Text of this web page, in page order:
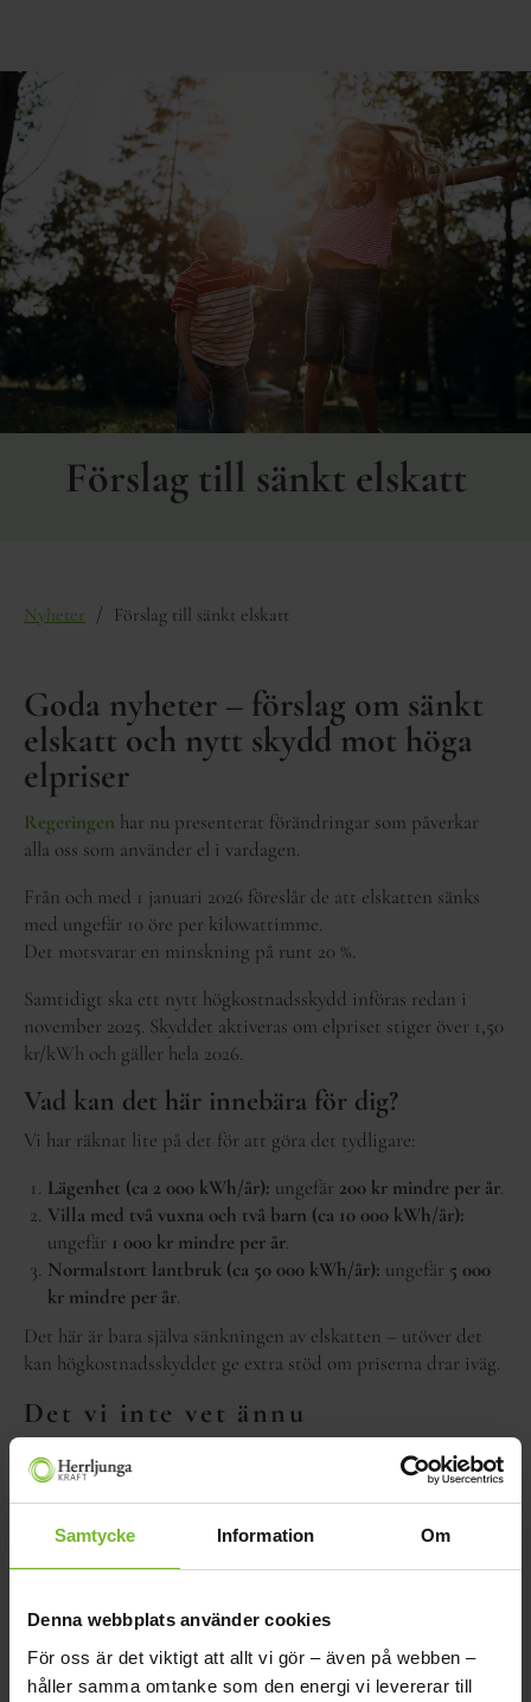
Samtycke Information Om
Denna webbplats använder cookies
För oss är det viktigt att allt vi gör – även på webben –
håller samma omtanke som den energi vi levererar till
Förslag till sänkt elskatt
Nyheter / Förslag till sänkt elskatt
Goda nyheter – förslag om sänkt
elskatt och nytt skydd mot höga
elpriser
Regeringen har nu presenterat förändringar som påverkar
alla oss som använder el i vardagen.
Från och med 1 januari 2026 föreslår de att elskatten sänks
med ungefär 10 öre per kilowattimme.
Det motsvarar en minskning på runt 20 %.
Samtidigt ska ett nytt högkostnadsskydd införas redan i
november 2025. Skyddet aktiveras om elpriset stiger över 1,50
kr/kWh och gäller hela 2026.
Vad kan det här innebära för dig?
Vi har räknat lite på det för att göra det tydligare:
Lägenhet (ca 2 000 kWh/år): ungefär 200 kr mindre per år.
Villa med två vuxna och två barn (ca 10 000 kWh/år):
ungefär 1 000 kr mindre per år.
Normalstort lantbruk (ca 50 000 kWh/år): ungefär 5 000
kr mindre per år.
Det här är bara själva sänkningen av elskatten – utöver det
kan högkostnadsskyddet ge extra stöd om priserna drar iväg.
Det vi inte vet ännu
Hur själva utbetalningen av ett eventuellt stöd ska gå till,
eller vem som ansvarar för det, är inte bestämt än. Där väntar
vi alla på mer information från regeringen.
Vi håller dig uppdaterad
kommer nya besked berättar vi mer.
Har du frågor om din faktura eller ditt elavtal? Hör gärna av
dig till oss – vi hjälper dig.